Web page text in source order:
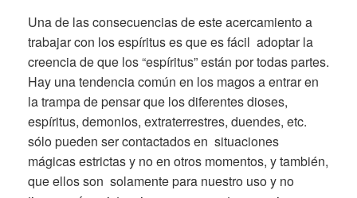
Una de las consecuencias de este acercamiento a
trabajar con los espíritus es que es fácil adoptar la
creencia de que los “espíritus” están por todas partes.
Hay una tendencia común en los magos a entrar en
la trampa de pensar que los diferentes dioses,
espíritus, demonios, extraterrestres, duendes, etc.
sólo pueden ser contactados en situaciones
mágicas estrictas y no en otros momentos, y también,
que ellos son solamente para nuestro uso y no